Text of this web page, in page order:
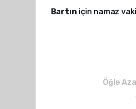
Bartın için namaz
Öğle